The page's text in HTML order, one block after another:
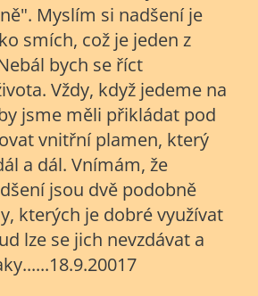
Myslím si nadšení je
smích, což je jeden z
bych se říct
Vždy, když jedeme na
jsme měli přikládat pod
vnitřní plamen, který
a dál. Vnímám, že
jsou dvě podobně
kterých je dobré využívat
lze se jich nevzdávat a